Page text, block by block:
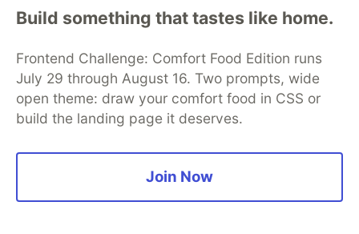
elemzése jó kiindulópont. Ha erős háttérrel
rendelkezel a software engineering legjobb
gyakorlatai, rendszertervezés és infrastruktúra
területén, valószínűleg könnyebben léphetsz át
az ML mérnöki szerepkörbe. Ebben az esetben a
deep learning keretrendszerek (TensorFlow,
computing rendszerek elsajátítása lehet a
Build something that tastes like home.
Frontend Challenge: Comfort Food Edition runs
July 29 through August 16. Two prompts, wide
open theme: draw your comfort food in CSS or
build the landing page it deserves.
Join Now